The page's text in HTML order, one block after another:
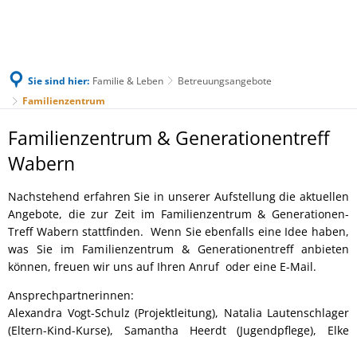
Sie sind hier: Familie & Leben
Betreuungsangebote
Familienzentrum
Familienzentrum & Generationentreff
Wabern
Nachstehend erfahren Sie in unserer Aufstellung die aktuellen
Angebote, die zur Zeit im Familienzentrum & Generationen-
Treff Wabern stattfinden. Wenn Sie ebenfalls eine Idee haben,
was Sie im Familienzentrum & Generationentreff anbieten
können, freuen wir uns auf Ihren Anruf oder eine E-Mail.
Ansprechpartnerinnen:
Alexandra Vogt-Schulz (Projektleitung), Natalia Lautenschlager
(Eltern-Kind-Kurse), Samantha Heerdt (Jugendpflege), Elke